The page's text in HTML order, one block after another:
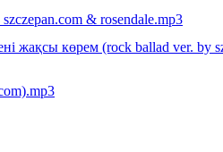
& rosendale.mp3
жақсы көрем (rock ballad ver. by